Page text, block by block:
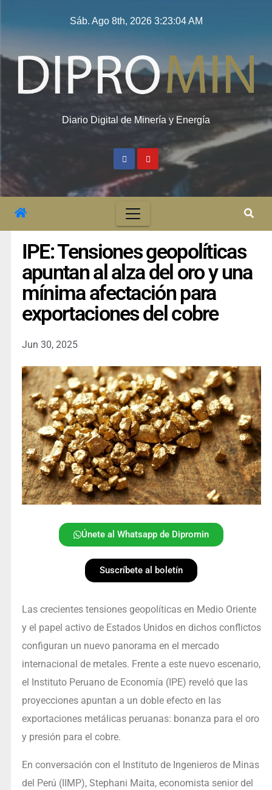
Sáb. Ago 8th, 2026 3:23:04 AM
Diario Digital de Minería y Energía
IPE: Tensiones geopolíticas
apuntan al alza del oro y una
mínima afectación para
exportaciones del cobre
Jun 30, 2025
Únete al Whatsapp de Dipromin
Suscríbete al boletín
Las crecientes tensiones geopolíticas en Medio Oriente
y el papel activo de Estados Unidos en dichos conflictos
configuran un nuevo panorama en el mercado
internacional de metales. Frente a este nuevo escenario,
el Instituto Peruano de Economía (IPE) reveló que las
proyecciones apuntan a un doble efecto en las
exportaciones metálicas peruanas: bonanza para el oro
y presión para el cobre.
En conversación con el Instituto de Ingenieros de Minas
del Perú (IIMP), Stephani Maita, economista senior del